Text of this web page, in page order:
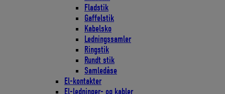
Fladstik
Gaffelstik
Kabelsko
Ledningssamler
Ringstik
Rundt stik
Samledåse
El-kontakter
El-ledninger- og kabler